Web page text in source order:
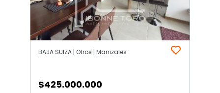
BAJA SUIZA | Otros | Manizales
$425.000.000